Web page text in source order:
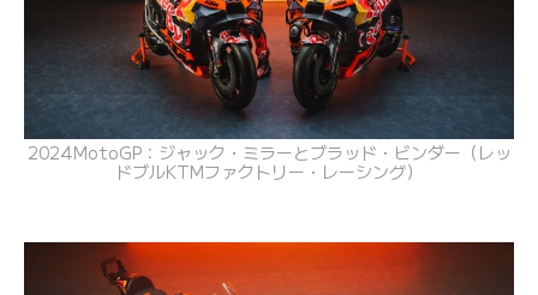
2024MotoGP：ジャック・ミラーとブラッド・ビンダー（レッ
ドブルKTMファクトリー・レーシング）